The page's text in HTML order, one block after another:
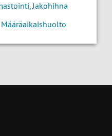
Jakohihna